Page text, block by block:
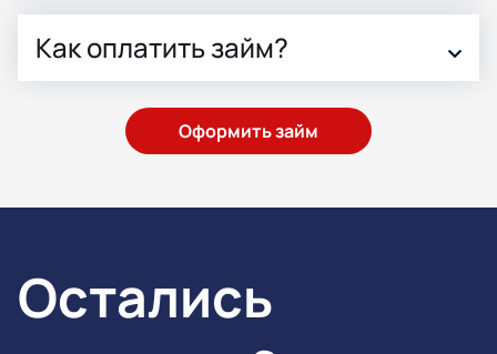
Как оплатить займ?
Оформить займ
Остались